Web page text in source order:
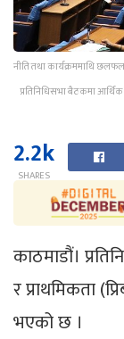
नीति तथा कार्यक्रममाथि
प्रतिनिधिसभा बैठकमा
2.2k
SHARES
काठमाडौं।
र प्राथमिकता
भएको छ ।